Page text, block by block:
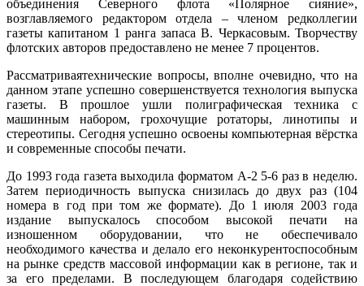
объединения Северного флота «Полярное сияние»,
возглавляемого редактором отдела – членом редколлегии
газеты капитаном 1 ранга запаса В. Черкасовым. Творчеству
флотских авторов предоставлено не менее 7 процентов.
Рассматриваятехнические вопросы, вполне очевидно, что на
данном этапе успешно совершенствуется технология выпуска
газеты. В прошлое ушли полиграфическая техника с
машинным набором, грохочущие ротаторы, линотипы и
стереотипы. Сегодня успешно освоены компьютерная вёрстка
и современные способы печати.
До 1993 года газета выходила форматом А-2 5-6 раз в неделю.
Затем периодичность выпуска снизилась до двух раз (104
номера в год при том же формате). До 1 июля 2003 года
издание выпускалось способом высокой печати на
изношенном оборудовании, что не обеспечивало
необходимого качества и делало его неконкурентоспособным
на рынке средств массовой информации как в регионе, так и
за его пределами. В последующем благодаря содействию